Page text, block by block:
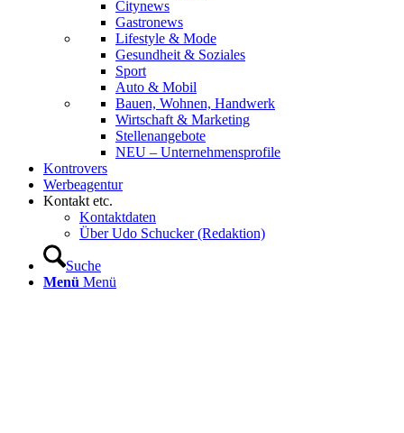
Citynews
Gastronews
Lifestyle & Mode
Gesundheit & Soziales
Sport
Auto & Mobil
Bauen, Wohnen, Handwerk
Wirtschaft & Marketing
Stellenangebote
NEU – Unternehmens­profile
Kontrovers
Werbeagentur
Kontakt etc.
Kontaktdaten
Über Udo Schucker (Redaktion)
Suche
Menü Menü